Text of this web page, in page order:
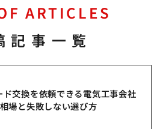
ARTICLES
記事一覧
交換を依頼できる電気工事会社
場と失敗しない選び方